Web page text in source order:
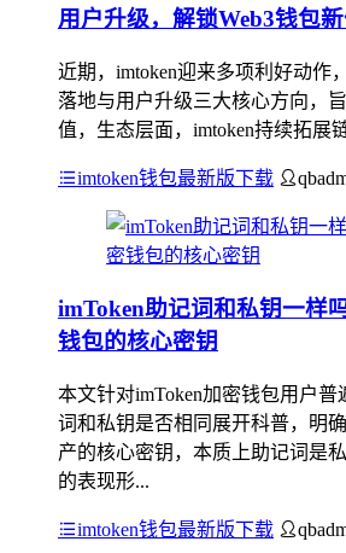
用户升级，解锁Web3钱包
近期，imtoken迎来多项利好动作
落地与用户升级三大核心方向，
值，生态层面，imtoken持续拓展
imtoken钱包最新版下载
imToken助记词和私钥一样
钱包的核心密钥
本文针对imToken加密钱包用户
词和私钥是否相同展开科普，明
产的核心密钥，本质上助记词是
的表现形...
imtoken钱包最新版下载